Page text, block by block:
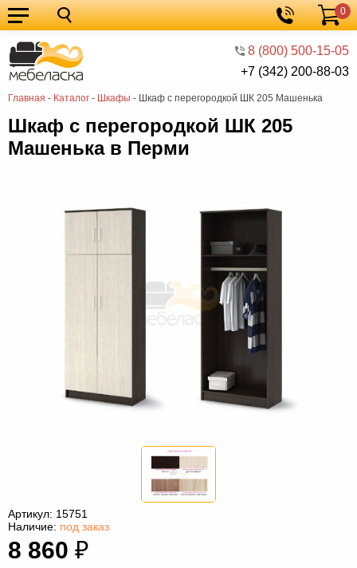
8 (800) 500-15-05
+7 (342) 200-88-03
Корзина
0
Главная - Каталог - Шкафы - Шкаф с перегородкой ШК 205 Машенька
Кухонные
гарнитуры
Мебель
для
кухни
Мебель
для
спальни
Кровати
Шкафы
Диваны
мешки
Мебель
из
Садовая
Шкаф с перегородкой ШК 205
Машенька в Перми
Артикул: 15751
Наличие: под заказ
8 860 ₽